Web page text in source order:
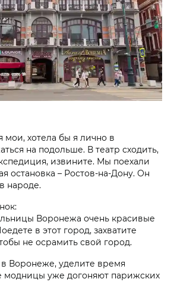
мои, хотела бы я лично в
на подольше. В театр сходить,
извините. Мы поехали
остановка – Ростов-на-Дону. Он
народе.
Воронежа очень красивые
в этот город, захватите
не осрамить свой город.
в Воронеже, уделите время
модницы уже догоняют парижских